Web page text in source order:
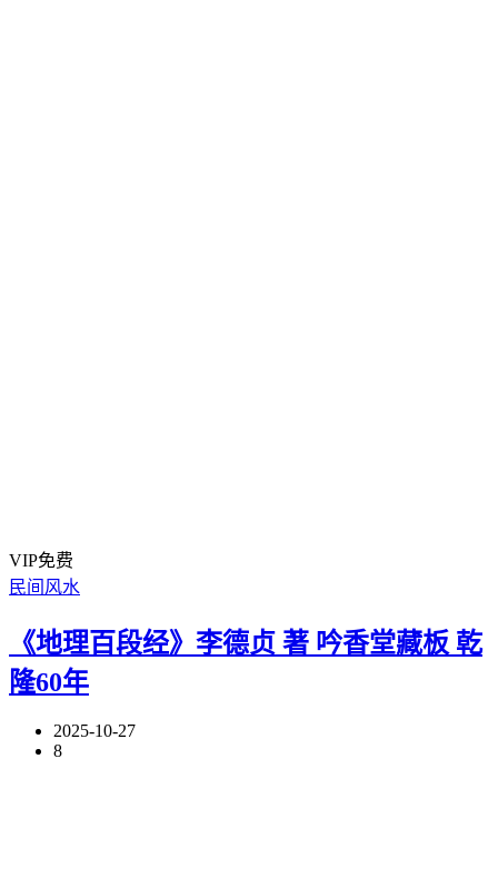
VIP免费
民间风水
《地理百段经》李德贞 著 吟香堂藏板 乾
隆60年
2025-10-27
8